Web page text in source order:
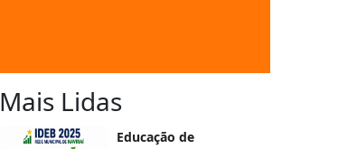
Mais Lidas
Educação de